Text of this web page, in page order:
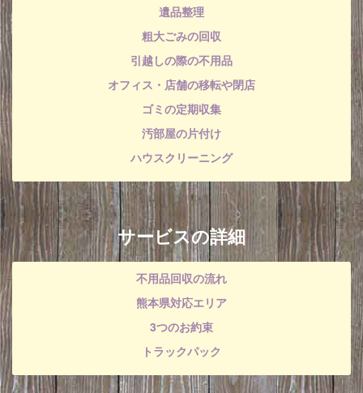
遺品整理
粗大ごみの回収
引越しの際の不用品
オフィス・店舗の移転や閉店
ゴミの定期収集
汚部屋の片付け
ハウスクリーニング
サービスの詳細
不用品回収の流れ
熊本県対応エリア
3つのお約束
トラックパック